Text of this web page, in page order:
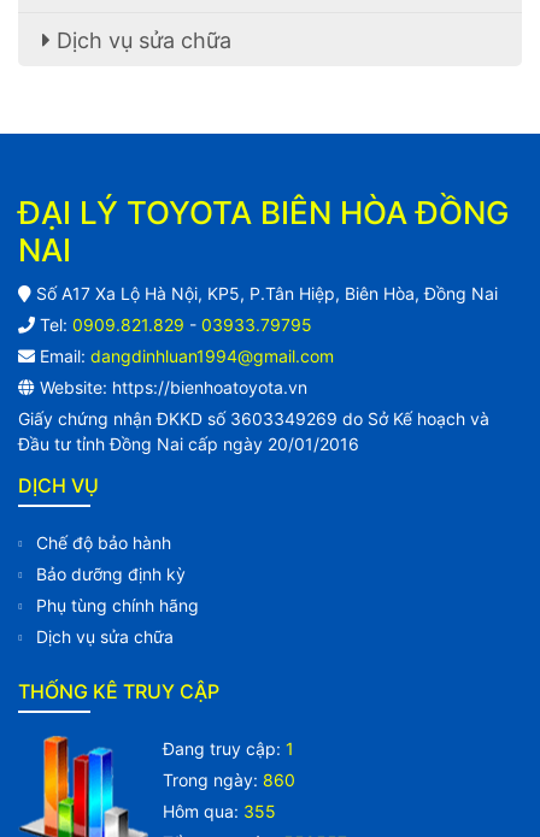
Dịch vụ sửa chữa
ĐẠI LÝ TOYOTA BIÊN HÒA ĐỒNG
NAI
Số A17 Xa Lộ Hà Nội, KP5, P.Tân Hiệp, Biên Hòa, Đồng Nai
Tel: 0909.821.829 - 03933.79795
Email: dangdinhluan1994@gmail.com
Website: https://bienhoatoyota.vn
Giấy chứng nhận ĐKKD số 3603349269 do Sở Kế hoạch và
Đầu tư tỉnh Đồng Nai cấp ngày 20/01/2016
DỊCH VỤ
Chế độ bảo hành
Bảo dưỡng định kỳ
Phụ tùng chính hãng
Dịch vụ sửa chữa
THỐNG KÊ TRUY CẬP
Đang truy cập: 1
Trong ngày: 860
Hôm qua: 355